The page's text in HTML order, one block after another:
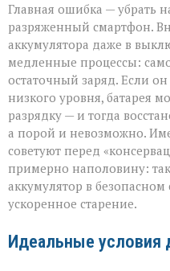
Главная ошибка — убрать
разряженный смартфон.
аккумулятора даже в
медленные процессы:
остаточный заряд. Если
низкого уровня, батарея
разрядку — и тогда
а порой и невозможно.
советуют перед
примерно наполовину:
аккумулятор в
ускоренное старение.
Идеальные условия